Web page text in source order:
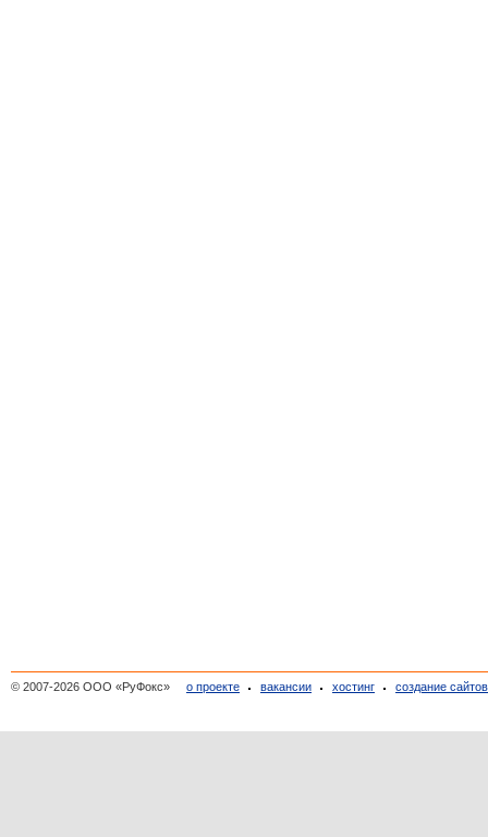
© 2007-2026 ООО «РуФокс» о проекте вакансии хостинг создание сайтов